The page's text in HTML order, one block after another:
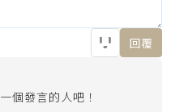
回覆
個發言的人吧！